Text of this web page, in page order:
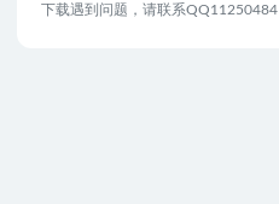
下载遇到问题，请联系QQ11250484